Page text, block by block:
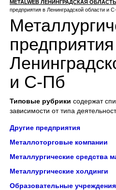
METALWEB ЛЕНИНГРАДСКАЯ
предприятия в Ленинградской области и
и С-Пб
Типовые рубрики содержат
зависимости от типа
Другие предприятия
Металлоторговые компании
Металлургические средства
Металлургические холдинги
Образовательные учреждения